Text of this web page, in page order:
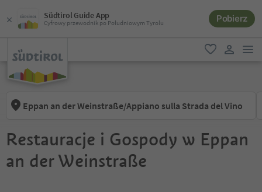
Südtirol Guide App
Cyfrowy przewodnik po Południowym Tyrolu Pobierz
ulubione
Eppan an der Weinstraße/Appiano sulla Strada del Vino
Restauracje i Gospody w Eppan
an der Weinstraße